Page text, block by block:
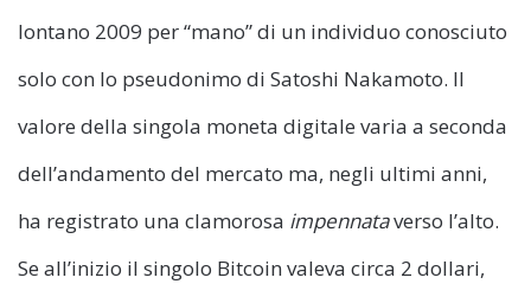
lontano 2009 per “mano” di un individuo conosciuto
solo con lo pseudonimo di Satoshi Nakamoto. Il
valore della singola moneta digitale varia a seconda
dell’andamento del mercato ma, negli ultimi anni,
ha registrato una clamorosa impennataverso l’alto.
Se all’inizio il singolo Bitcoin valeva circa 2 dollari,